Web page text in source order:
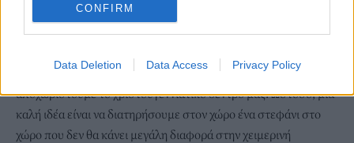
CONFIRM
Data Deletion Data Access Privacy Policy
4) Σίγουρα μετά το τέλος των γιορτών θα πρέπει να
αποχωριστούμε το χριστουγεννιάτικο δέντρο μας. Ωστόσο, μια
καλή ιδέα είναι να διατηρήσουμε στον χώρο ένα στεφάνι στο
χώρο που δεν θα κάνει μεγάλη διαφορά στην χειμερινή